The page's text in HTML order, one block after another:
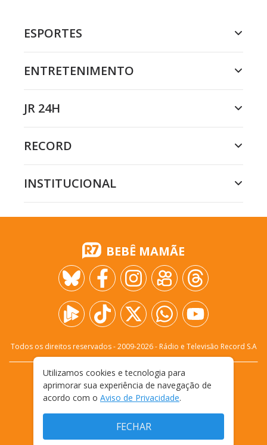
ESPORTES
ENTRETENIMENTO
JR 24H
RECORD
INSTITUCIONAL
BEBÊ MAMÃE
Todos os direitos reservados - 2009-2026- Rádio e Televisão Record S.A
FALE CONOSCO
PRIVACIDADE
TERMOS E CONDIÇÕES DE USO
Utilizamos cookies e tecnologia para
aprimorar sua experiência de navegação de
acordo com o Aviso de Privacidade.
FECHAR